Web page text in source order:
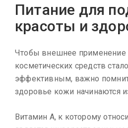
Питание для
красоты и
Чтобы внешнее применение
косметических средств
эффективным, важно
здоровье кожи начинаются
Витамин А, к которому